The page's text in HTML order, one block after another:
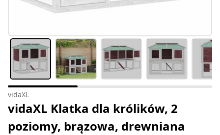
vidaXL
vidaXL Klatka dla królików, 2
poziomy, brązowa, drewniana